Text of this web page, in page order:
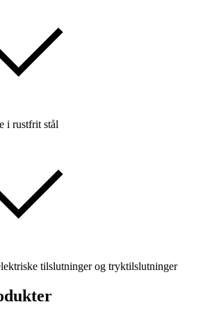
i rustfrit stål
tilslutninger og tryktilslutninger